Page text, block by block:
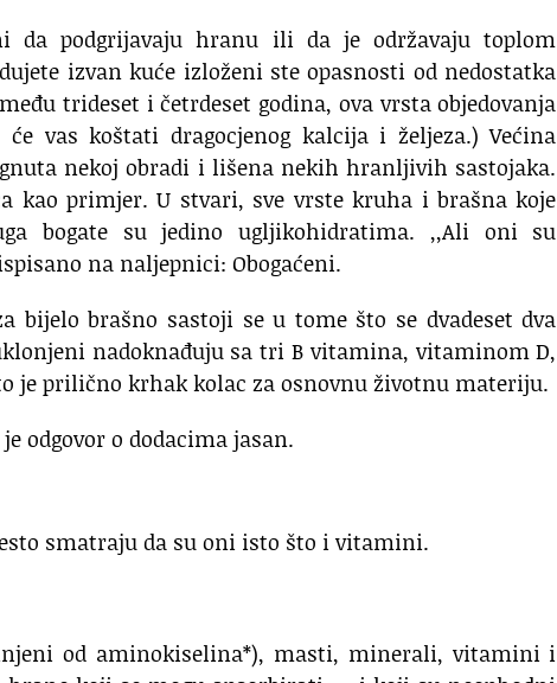
da podgrijavaju hranu ili da je održavaju toplom
izvan kuće izloženi ste opasnosti od nedostatka
trideset i četrdeset godina, ova vrsta objedovanja
vas koštati dragocjenog kalcija i željeza.) Većina
nekoj obradi i lišena nekih hranljivih sastojaka.
kao primjer. U stvari, sve vrste kruha i brašna koje
bogate su jedino ugljikohidratima. ,,Ali oni su
na naljepnici: Obogaćeni.
bijelo brašno sastoji se u tome što se dvadeset dva
nadoknađuju sa tri B vitamina, vitaminom D,
je prilično krhak kolac za osnovnu životnu materiju.
odgovor o dodacima jasan.
smatraju da su oni isto što i vitamini.
od aminokiselina*), masti, minerali, vitamini i